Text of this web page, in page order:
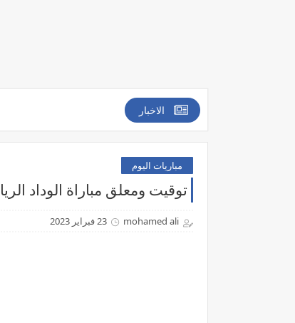
الاخبار
مباريات اليوم
توقيت ومعلق مباراة الوداد الرياضي
mohamed ali 23 فبراير 2023